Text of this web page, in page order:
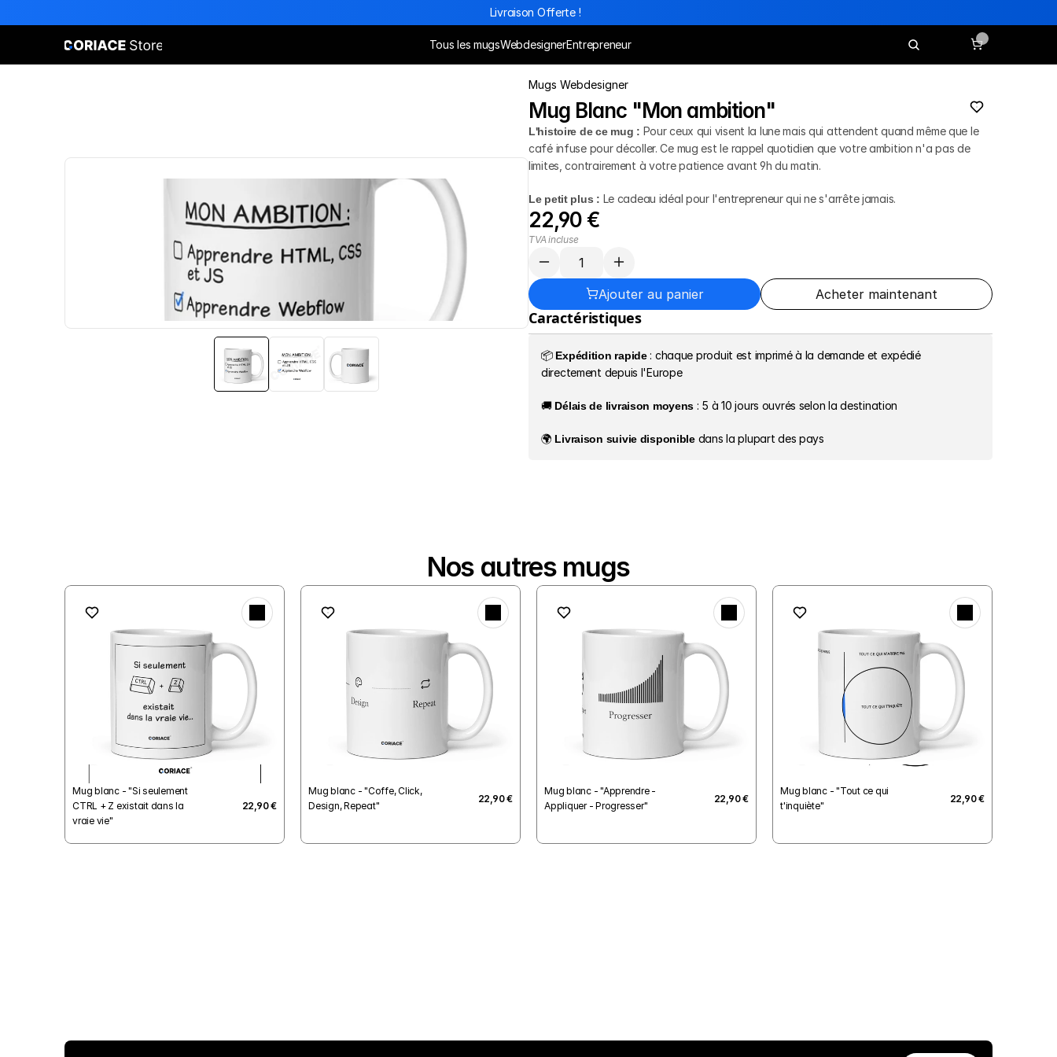
Livraison Offerte !
Tous les mugsWebdesignerEntrepreneur
Mugs Webdesigner
Mug Blanc "Mon ambition"
L'histoire de ce mug : Pour ceux qui visent la lune mais qui attendent quand même que le
café infuse pour décoller. Ce mug est le rappel quotidien que votre ambition n'a pas de
limites, contrairement à votre patience avant 9h du matin.
Le petit plus : Le cadeau idéal pour l'entrepreneur qui ne s'arrête jamais.
22,90 €
TVA incluse
Ajouter au panier Acheter maintenant
Caractéristiques
📦 Expédition rapide : chaque produit est imprimé à la demande et expédié
directement depuis l'Europe
🚚 Délais de livraison moyens : 5 à 10 jours ouvrés selon la destination
🌍 Livraison suivie disponible dans la plupart des pays
Nos autres mugs
Mug blanc - "Si seulement
CTRL + Z existait dans la
vraie vie"
22,90 €
Mug blanc - "Coffe, Click,
Design, Repeat"
22,90 €
Mug blanc - "Apprendre -
Appliquer - Progresser"
22,90 €
Mug blanc - "Tout ce qui
t'inquiète"
22,90 €